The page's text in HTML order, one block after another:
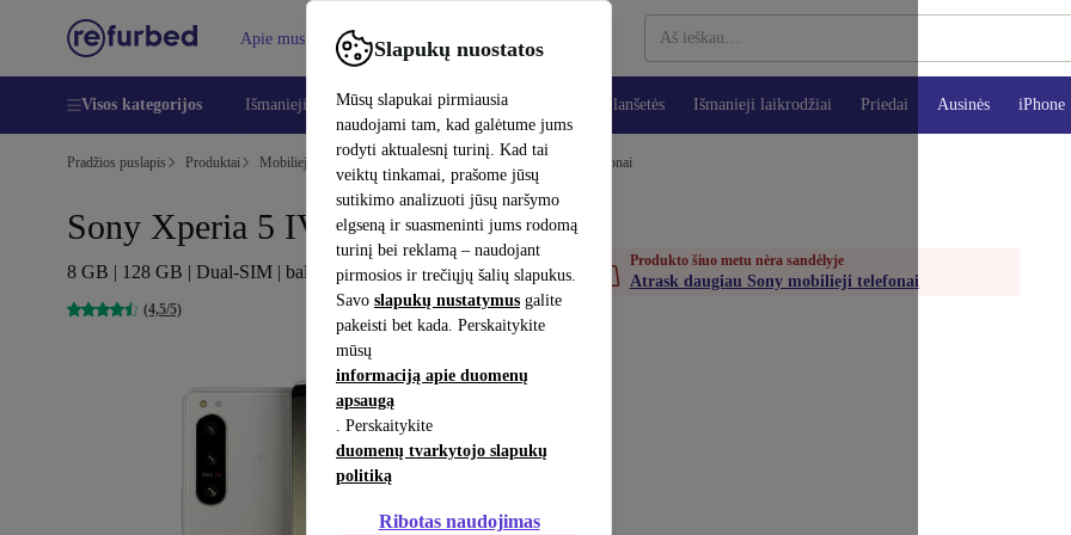
Slapukų nuostatos
Mūsų slapukai pirmiausia
naudojami tam, kad galėtume jums
rodyti aktualesnį turinį. Kad tai
veiktų tinkamai, prašome jūsų
sutikimo analizuoti jūsų naršymo
elgseną ir suasmeninti jums rodomą
turinį bei reklamą – naudojant
pirmosios ir trečiųjų šalių slapukus.
Savo slapukų nustatymus galite
pakeisti bet kada. Perskaitykite
mūsų
informaciją apie duomenų
apsaugą
. Perskaitykite
duomenų tvarkytojo slapukų
politiką
Ribotas naudojimas
Apie mus Pagalba
Visos kategorijos Išmanieji telefonai Nešiojamieji kompiuteriai Planšetės Išmanieji laikrodžiai Priedai Ausinės iPhone
Pradžios puslapis Produktai Mobilieji telefonai ir išmanieji telefonai Sony mobilieji telefonai
Sony Xperia 5 IV
8 GB | 128 GB | Dual-SIM | baltas
(4,5/5)
Produkto šiuo metu nėra sandėlyje
Atrask daugiau Sony mobilieji telefonai